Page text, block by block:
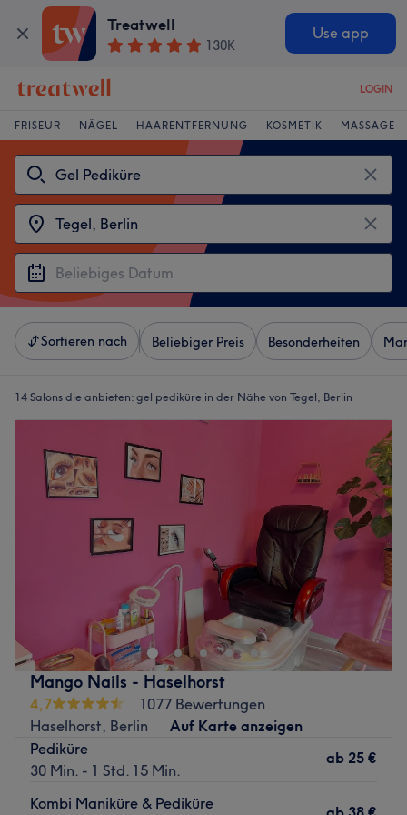
Treatwell
130K
Use app
LOGIN
FRISEUR NÄGEL HAARENTFERNUNG KOSMETIK MASSAGE
Sortieren nach Beliebiger Preis Besonderheiten
14 Salons die anbieten: gel pediküre in der Nähe von Tegel, Berlin
Mango Nails - Haselhorst
4,7
1077 Bewertungen
Haselhorst, Berlin
Auf Karte anzeigen
Pediküre
30 Min. - 1 Std. 15 Min.
ab 25 €
Kombi Maniküre & Pediküre